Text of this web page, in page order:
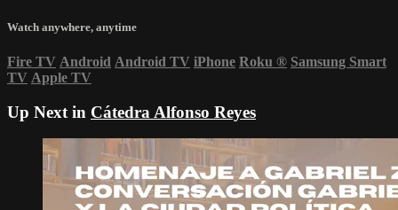
Watch anywhere, anytime
Fire TV Android Android TV iPhone Roku ® Samsung Smart
TV Apple TV
Up Next in Cátedra Alfonso Reyes